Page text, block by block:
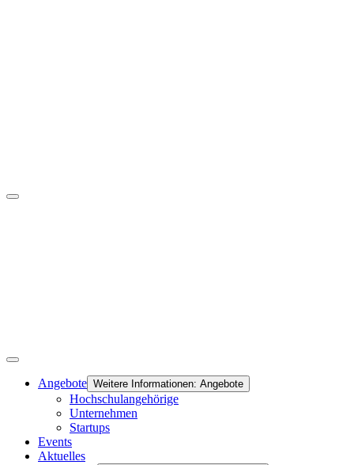
Angebote Weitere Informationen: Angebote
Hochschulangehörige
Unternehmen
Startups
Events
Aktuelles